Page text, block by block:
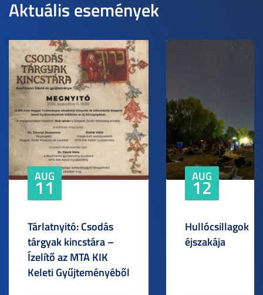
Aktuális események
AUG
11
Tárlatnyitó: Csodás
tárgyak kincstára –
Ízelítő az MTA KIK
Keleti Gyűjteményéből
AUG
12
Hullócsillagok
éjszakája